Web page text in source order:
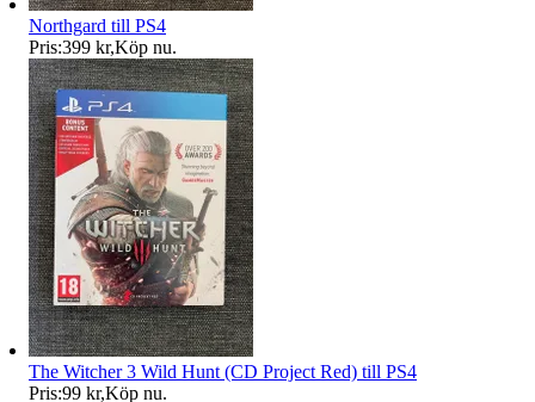
Northgard till PS4
Pris:399 kr,Köp nu.
The Witcher 3 Wild Hunt (CD Project Red) till PS4
Pris:99 kr,Köp nu.